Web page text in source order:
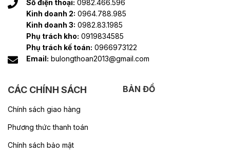
Số điện thoại: 0982.466.596
Kinh doanh 2: 0964.788.985
Kinh doanh 3: 0982.83.1985
Phụ trách kho: 0919834585
Phụ trách kế toán: 0966973122
Email: bulongthoan2013@gmail.com
CÁC CHÍNH SÁCH
Chính sách giao hàng
Phương thức thanh toán
Chính sách bảo mật
BẢN ĐỒ